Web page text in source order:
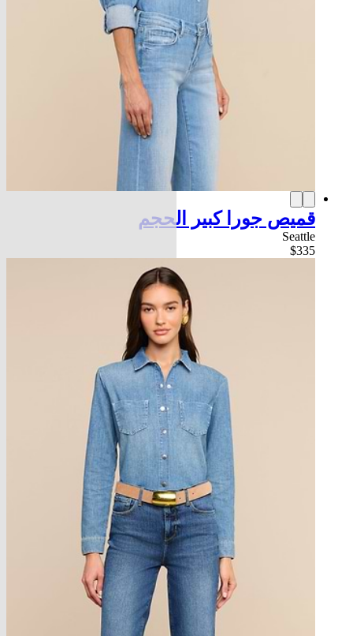
قميص جورا كبير الحجم
Seattle
$335